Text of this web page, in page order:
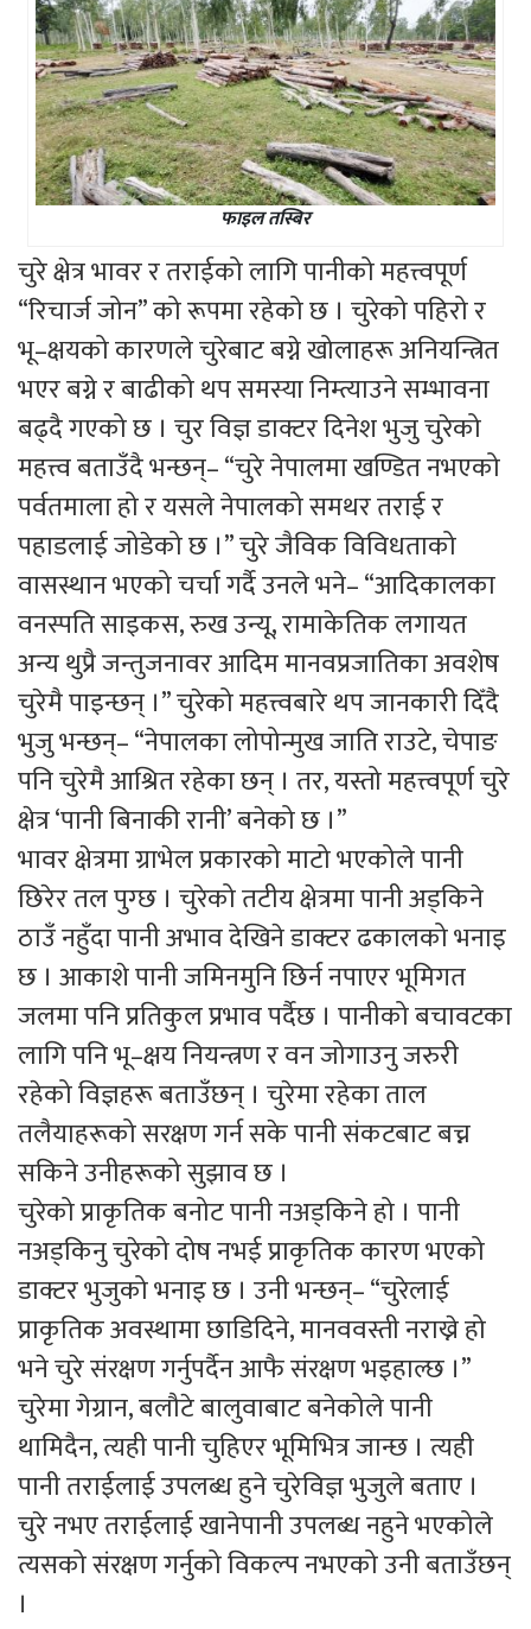
फाइल तस्बिर
चुरे क्षेत्र भावर र तराईको लागि पानीको महत्त्वपूर्ण
“रिचार्ज जोन” को रूपमा रहेको छ । चुरेको पहिरो र
भू–क्षयको कारणले चुरेबाट बग्ने खोलाहरू अनियन्त्रित
भएर बग्ने र बाढीको थप समस्या निम्त्याउने सम्भावना
बढ्दै गएको छ । चुर विज्ञ डाक्टर दिनेश भुजु चुरेको
महत्त्व बताउँदै भन्छन्– “चुरे नेपालमा खण्डित नभएको
पर्वतमाला हो र यसले नेपालको समथर तराई र
पहाडलाई जोडेको छ ।” चुरे जैविक विविधताको
वासस्थान भएको चर्चा गर्दै उनले भने– “आदिकालका
वनस्पति साइकस, रुख उन्यू, रामाकेतिक लगायत
अन्य थुप्रै जन्तुजनावर आदिम मानवप्रजातिका अवशेष
चुरेमै पाइन्छन् ।” चुरेको महत्त्वबारे थप जानकारी दिँदै
भुजु भन्छन्– “नेपालका लोपोन्मुख जाति राउटे, चेपाङ
पनि चुरेमै आश्रित रहेका छन् । तर, यस्तो महत्त्वपूर्ण चुरे
क्षेत्र ‘पानी बिनाकी रानी’ बनेको छ ।”
भावर क्षेत्रमा ग्राभेल प्रकारको माटो भएकोले पानी
छिरेर तल पुग्छ । चुरेको तटीय क्षेत्रमा पानी अड्किने
ठाउँ नहुँदा पानी अभाव देखिने डाक्टर ढकालको भनाइ
छ । आकाशे पानी जमिनमुनि छिर्न नपाएर भूमिगत
जलमा पनि प्रतिकुल प्रभाव पर्दैछ । पानीको बचावटका
लागि पनि भू–क्षय नियन्त्रण र वन जोगाउनु जरुरी
रहेको विज्ञहरू बताउँछन् । चुरेमा रहेका ताल
तलैयाहरूको सरक्षण गर्न सके पानी संकटबाट बच्न
सकिने उनीहरूको सुझाव छ ।
चुरेको प्राकृतिक बनोट पानी नअड्किने हो । पानी
नअड्किनु चुरेको दोष नभई प्राकृतिक कारण भएको
डाक्टर भुजुको भनाइ छ । उनी भन्छन्– “चुरेलाई
प्राकृतिक अवस्थामा छाडिदिने, मानववस्ती नराख्ने हो
भने चुरे संरक्षण गर्नुपर्दैन आफै संरक्षण भइहाल्छ ।”
चुरेमा गेग्रान, बलौटे बालुवाबाट बनेकोले पानी
थामिदैन, त्यही पानी चुहिएर भूमिभित्र जान्छ । त्यही
पानी तराईलाई उपलब्ध हुने चुरेविज्ञ भुजुले बताए ।
चुरे नभए तराईलाई खानेपानी उपलब्ध नहुने भएकोले
त्यसको संरक्षण गर्नुको विकल्प नभएको उनी बताउँछन्
।